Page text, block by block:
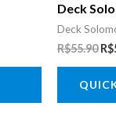
Deck
Deck
R$55.90 R$